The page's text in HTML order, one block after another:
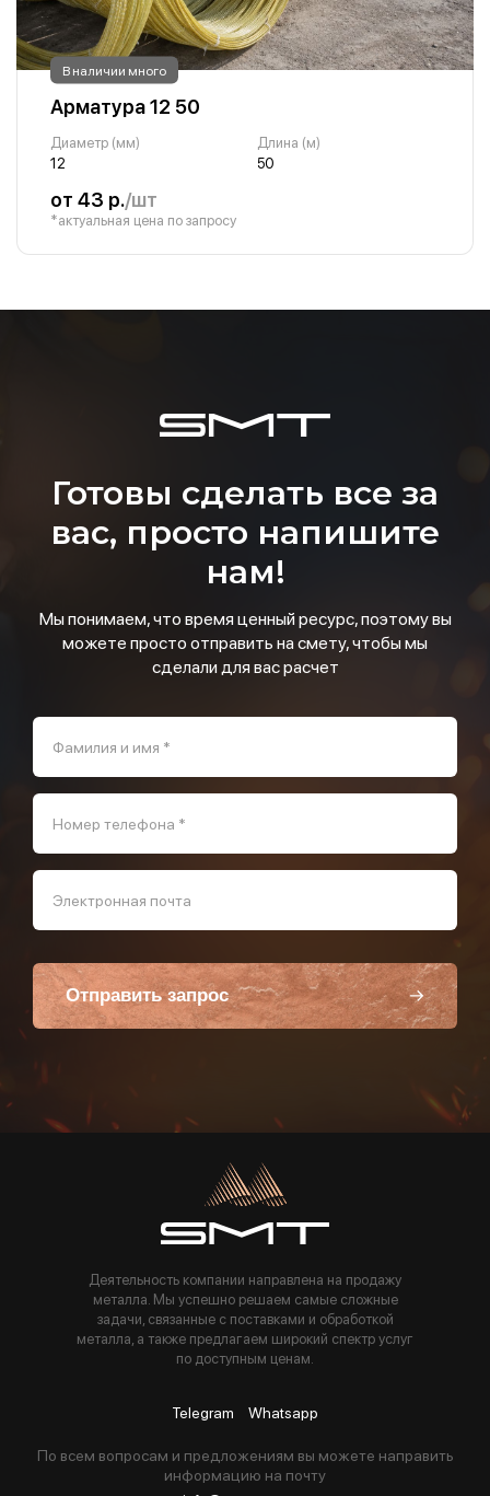
В наличии много
Арматура 12 50
Диаметр (мм)
12
Длина (м)
50
от 43 р./шт
*актуальная цена по запросу
Готовы сделать все за
вас, просто напишите
нам!
Мы понимаем, что время ценный ресурс, поэтому вы
можете просто отправить на смету, чтобы мы
сделали для вас расчет
Фамилия и имя *
Номер телефона *
Электронная почта
Отправить запрос
Пользуясь данной формой вы соглашаетесь с политикой компании
Деятельность компании направлена на продажу
металла. Мы успешно решаем самые сложные
задачи, связанные с поставками и обработкой
металла, а также предлагаем широкий спектр услуг
по доступным ценам.
Telegram Whatsapp
По всем вопросам и предложениям вы можете направить
информацию на почту